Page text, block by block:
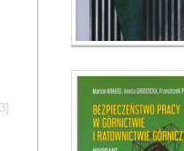
zamówienia mogą
Dziękujemy za